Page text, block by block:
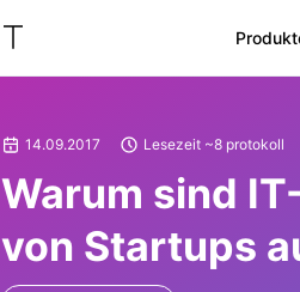
14.09.2017 Lesezeit ~8 protokoll
Warum sind
von Startups